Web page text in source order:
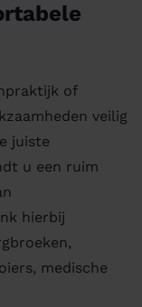
of
veilig
juiste
u een ruim
hierbij
medische